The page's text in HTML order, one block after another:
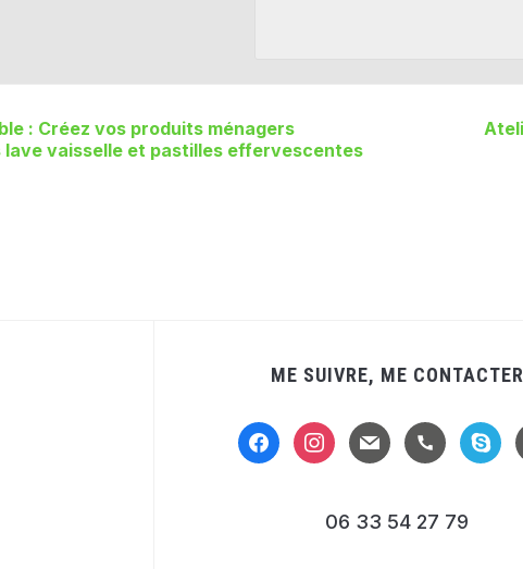
: Créez vos produits ménagers
vaisselle et pastilles effervescentes
ME SUIVRE, ME CONTACTER
facebookinstagram
mail handsetskype
06 33 54 27 79